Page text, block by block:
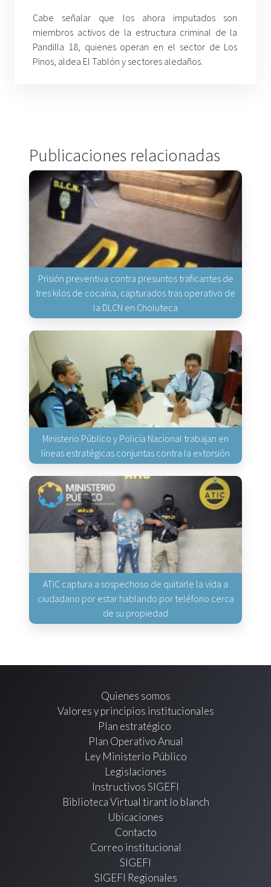
Cabe señalar que los ahora imputados son
miembros activos de la estructura criminal de la
Pandilla 18, quienes operan en el sector de Los
Pinos, aldea El Tablón y sectores aledaños.
Publicaciones relacionadas
Prisión preventiva contra presuntos traficantes de
tres kilos de cocaína, capturados tras operativo de
la DLCN en Choluteca
Ministerio Público y Policía Nacional trabajan en
líneas estratégicas conjuntas contra la extorsión
ATIC captura a sospechoso de quitarle la vida a
ciudadano por estar hablando por teléfono cerca
de su propiedad
Quienes somos
Valores y principios institucionales
Plan estratégico
Plan Operativo Anual
Ley Ministerio Público
Legislaciones
Instructivos SIGEFI
Biblioteca Virtual tirant lo blanch
Ubicaciones
Contacto
Correo institucional
SIGEFI
SIGEFI Regionales